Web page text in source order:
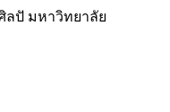
ลปั มหาวิทยาลัย